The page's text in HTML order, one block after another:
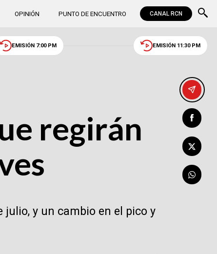
OPINIÓN PUNTO DE ENCUENTRO CANAL RCN
EMISIÓN 7:00 PM EMISIÓN 11:30 PM
regirán
y un cambio en el pico y